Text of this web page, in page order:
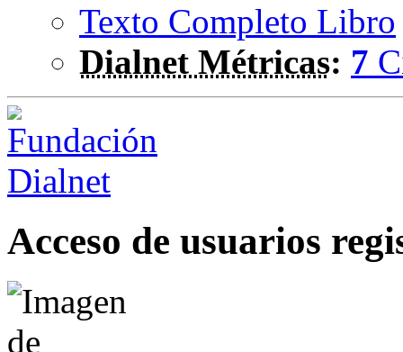
Texto Completo Libro
Dialnet Métricas: 7
Acceso de usuarios